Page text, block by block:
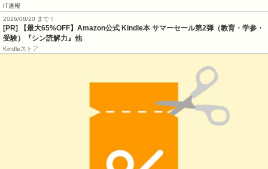
IT速報
2026/08/20 まで！
[PR]
【最大65%OFF】Amazon公式 Kindle本 サマーセール第2弾（教育・学参・
受験）『シン読解力』他
Kindleストア